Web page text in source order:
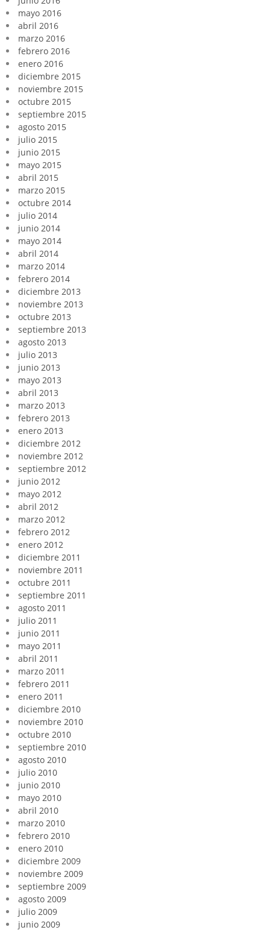
mayo 2016
abril 2016
marzo 2016
febrero 2016
enero 2016
diciembre 2015
noviembre 2015
octubre 2015
septiembre 2015
agosto 2015
julio 2015
junio 2015
mayo 2015
abril 2015
marzo 2015
octubre 2014
julio 2014
junio 2014
mayo 2014
abril 2014
marzo 2014
febrero 2014
diciembre 2013
noviembre 2013
octubre 2013
septiembre 2013
agosto 2013
julio 2013
junio 2013
mayo 2013
abril 2013
marzo 2013
febrero 2013
enero 2013
diciembre 2012
noviembre 2012
septiembre 2012
junio 2012
mayo 2012
abril 2012
marzo 2012
febrero 2012
enero 2012
diciembre 2011
noviembre 2011
octubre 2011
septiembre 2011
agosto 2011
julio 2011
junio 2011
mayo 2011
abril 2011
marzo 2011
febrero 2011
enero 2011
diciembre 2010
noviembre 2010
octubre 2010
septiembre 2010
agosto 2010
julio 2010
junio 2010
mayo 2010
abril 2010
marzo 2010
febrero 2010
enero 2010
diciembre 2009
noviembre 2009
septiembre 2009
agosto 2009
julio 2009
junio 2009